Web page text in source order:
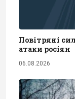
Повітряні
атаки росіян
06.08.2026